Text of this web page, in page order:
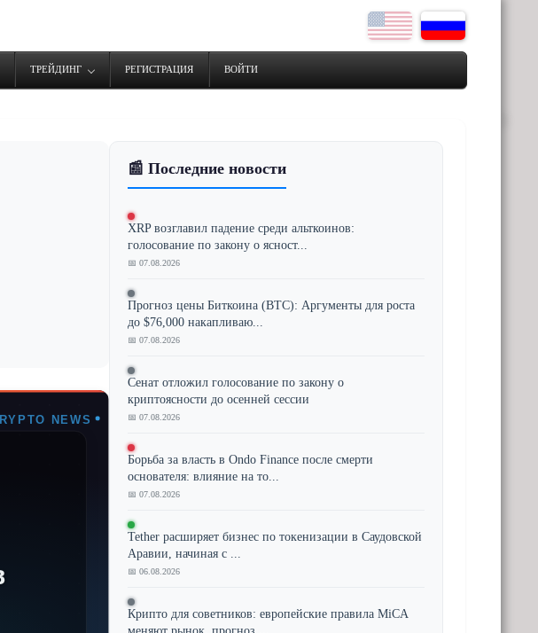
ТРЕЙДИНГ РЕГИСТРАЦИЯ ВОЙТИ
📰 Последние новости
XRP возглавил падение среди альткоинов:
голосование по закону о ясност...
📅 07.08.2026
Прогноз цены Биткоина (BTC): Аргументы для роста
до $76,000 накапливаю...
📅 07.08.2026
Сенат отложил голосование по закону о
криптоясности до осенней сессии
📅 07.08.2026
Борьба за власть в Ondo Finance после смерти
основателя: влияние на то...
📅 07.08.2026
Tether расширяет бизнес по токенизации в Саудовской
Аравии, начиная с ...
📅 06.08.2026
Крипто для советников: европейские правила MiCA